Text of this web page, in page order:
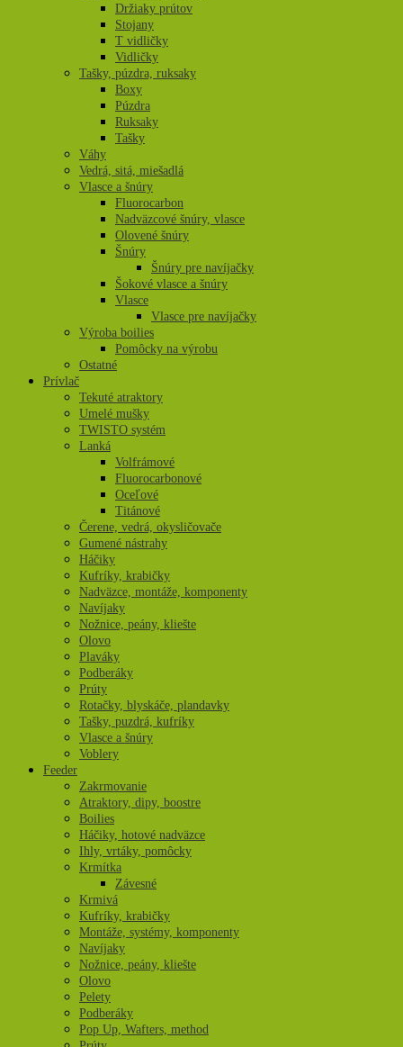
Držiaky prútov
Stojany
T vidličky
Vidličky
Tašky, púzdra, ruksaky
Boxy
Púzdra
Ruksaky
Tašky
Váhy
Vedrá, sitá, miešadlá
Vlasce a šnúry
Fluorocarbon
Nadväzcové šnúry, vlasce
Olovené šnúry
Šnúry
Šnúry pre navíjačky
Šokové vlasce a šnúry
Vlasce
Vlasce pre navíjačky
Výroba boilies
Pomôcky na výrobu
Ostatné
Prívlač
Tekuté atraktory
Umelé mušky
TWISTO systém
Lanká
Volfrámové
Fluorocarbonové
Oceľové
Titánové
Čerene, vedrá, okysličovače
Gumené nástrahy
Háčiky
Kufríky, krabičky
Nadväzce, montáže, komponenty
Navíjaky
Nožnice, peány, kliešte
Olovo
Plaváky
Podberáky
Prúty
Rotačky, blyskáče, plandavky
Tašky, puzdrá, kufríky
Vlasce a šnúry
Voblery
Feeder
Zakrmovanie
Atraktory, dipy, boostre
Boilies
Háčiky, hotové nadväzce
Ihly, vrtáky, pomôcky
Krmítka
Závesné
Krmivá
Kufríky, krabičky
Montáže, systémy, komponenty
Navíjaky
Nožnice, peány, kliešte
Olovo
Pelety
Podberáky
Pop Up, Wafters, method